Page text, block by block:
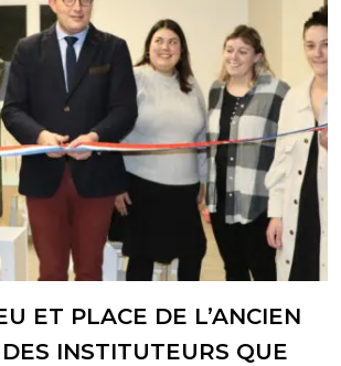
ET PLACE DE L’ANCIEN
INSTITUTEURS QUE